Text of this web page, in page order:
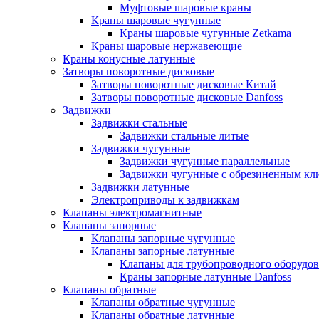
Муфтовые шаровые краны
Краны шаровые чугунные
Краны шаровые чугунные Zetkama
Краны шаровые нержавеющие
Краны конусные латунные
Затворы поворотные дисковые
Затворы поворотные дисковые Китай
Затворы поворотные дисковые Danfoss
Задвижки
Задвижки стальные
Задвижки стальные литые
Задвижки чугунные
Задвижки чугунные параллельные
Задвижки чугунные с обрезиненным
Задвижки латунные
Электроприводы к задвижкам
Клапаны электромагнитные
Клапаны запорные
Клапаны запорные чугунные
Клапаны запорные латунные
Клапаны для трубопроводного
Краны запорные латунные Danfoss
Клапаны обратные
Клапаны обратные чугунные
Клапаны обратные латунные